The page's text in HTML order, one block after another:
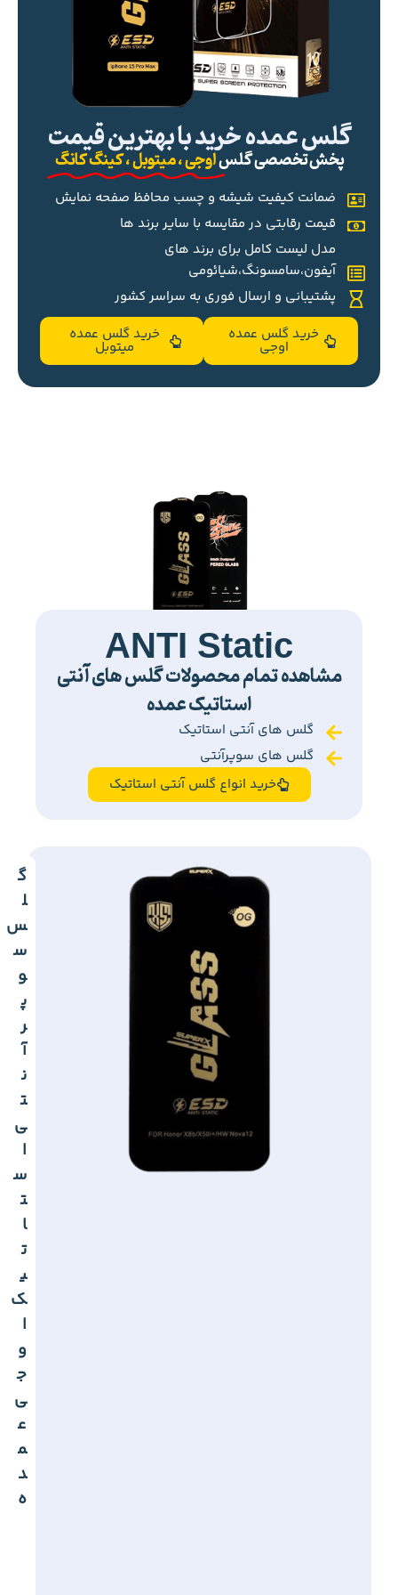
گلس عمده خرید با بهترین قیمت
پخش تخصصی گلساوجی ، میتوبل ، کینگ کانگ
ضمانت کیفیت شیشه و چسب محافظ صفحه نمایش
قیمت رقابتی در مقایسه با سایر برند ها
مدل لیست کامل برای برند های
آیفون،سامسونگ،شیائومی
پشتیبانی و ارسال فوری به سراسر کشور
خرید گلس عمده
اوجی
خرید گلس عمده
میتوبل
ANTI Static
مشاهده تمام محصولات گلس های آنتی
استاتیک عمده
گلس های آنتی استاتیک
گلس های سوپرآنتی
خرید انواع گلس آنتی استاتیک
گ
ل
س
س
و
پ
ر
آ
ن
ت
ی
ا
س
ت
ا
ت
ی
ک
ا
و
ج
ی
ع
م
د
ه